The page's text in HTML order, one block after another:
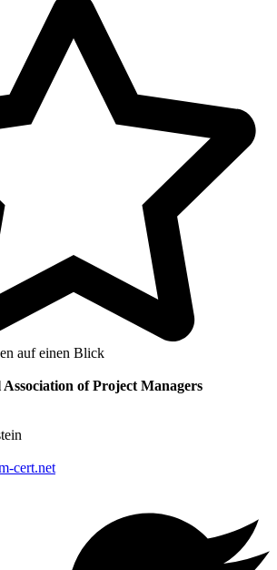
auf einen Blick
of Project Managers
cert.net